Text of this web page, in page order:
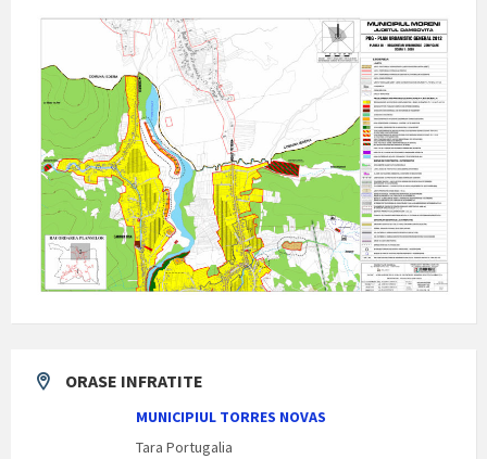
ORASE INFRATITE
MUNICIPIUL TORRES NOVAS
Tara Portugalia